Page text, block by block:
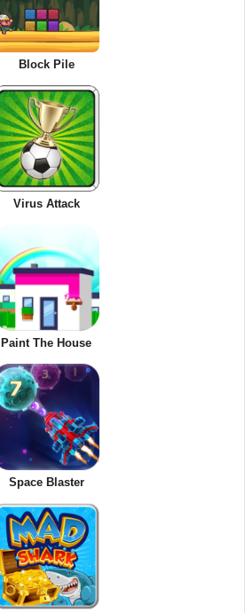
Block Pile
Virus Attack
Paint The House
Space Blaster